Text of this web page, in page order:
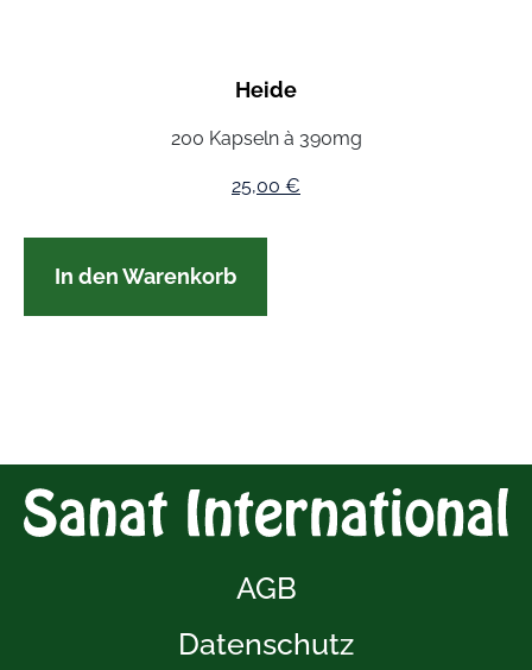
Heide
200 Kapseln à 390mg
25,00 €
In den Warenkorb
AGB
Datenschutz